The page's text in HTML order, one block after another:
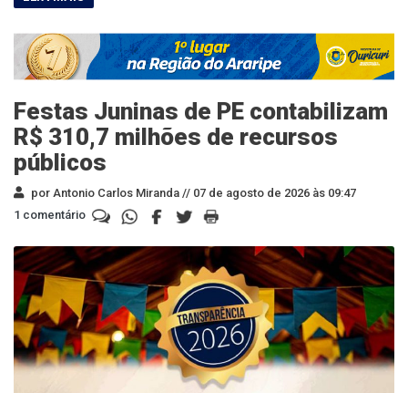
Festas Juninas de PE contabilizam
R$ 310,7 milhões de recursos
públicos
por Antonio Carlos Miranda // 07 de agosto de 2026 às 09:47
1 comentário